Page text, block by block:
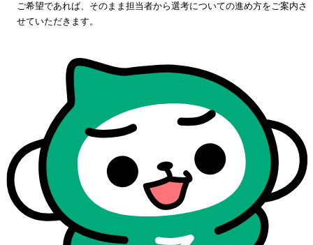
ご希望であれば、そのまま担当者から選考についての進め方をご案内さ
せていただきます。